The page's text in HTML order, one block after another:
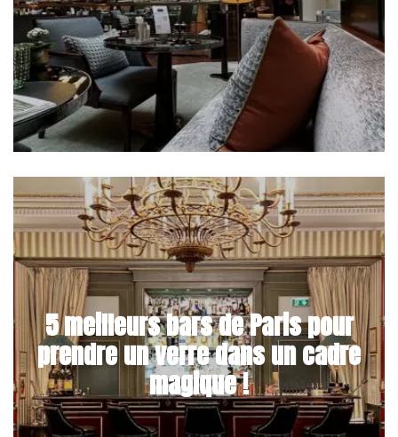
5 meilleurs bars de Paris pour
prendre un verre dans un cadre
magique !